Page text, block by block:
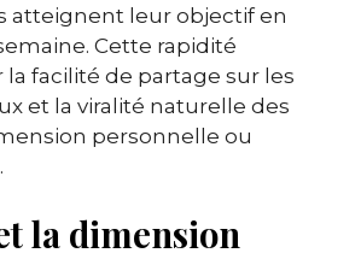
atteignent leur objectif en
Cette rapidité
la facilité de partage sur les
et la viralité naturelle des
personnelle ou
la dimension